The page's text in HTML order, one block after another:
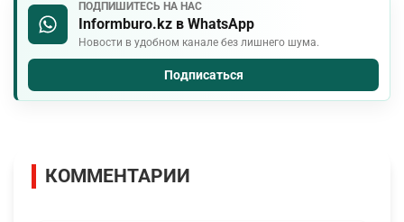
ПОДПИШИТЕСЬ НА НАС
Informburo.kz в WhatsApp
Новости в удобном канале без лишнего шума.
Подписаться
КОММЕНТАРИИ